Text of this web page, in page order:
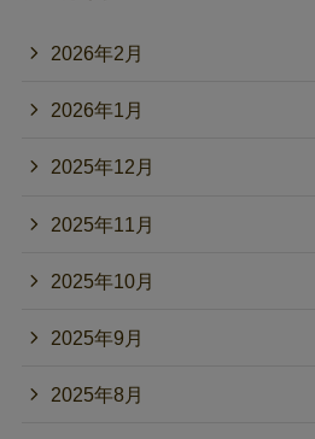
2026年2月
2026年1月
2025年12月
2025年11月
2025年10月
2025年9月
2025年8月